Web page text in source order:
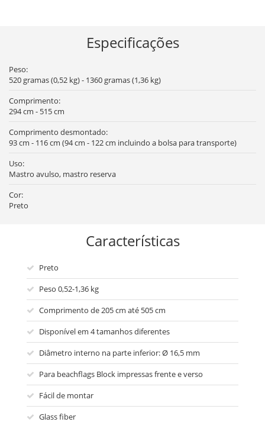
Especificações
Peso:
520 gramas (0,52 kg) - 1360 gramas (1,36 kg)
Comprimento:
294 cm - 515 cm
Comprimento desmontado:
93 cm - 116 cm (94 cm - 122 cm incluindo a bolsa para transporte)
Uso:
Mastro avulso, mastro reserva
Cor:
Preto
Características
Preto
Peso 0,52-1,36 kg
Comprimento de 205 cm até 505 cm
Disponível em 4 tamanhos diferentes
Diâmetro interno na parte inferior: Ø 16,5 mm
Para beachflags Block impressas frente e verso
Fácil de montar
Glass fiber